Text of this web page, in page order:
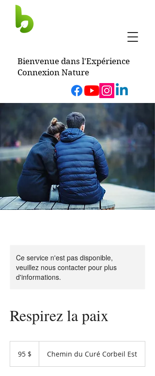
Bienvenue dans l'Expérience
Connexion Nature
Ce service n'est pas disponible,
veuillez nous contacter pour plus
d'informations.
Respirez la paix
95 $ Chemin du Curé Corbeil Est